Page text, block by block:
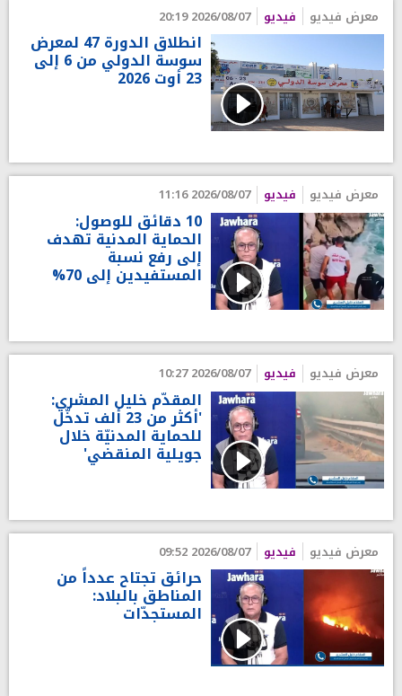
معرض فيديو فيديو 2026/08/07 20:19
انطلاق الدورة 47 لمعرض
سوسة الدولي من 6 إلى
23 أوت 2026
معرض فيديو فيديو 2026/08/07 11:16
10 دقائق للوصول:
الحماية المدنية تهدف
إلى رفع نسبة
المستفيدين إلى 70%
معرض فيديو فيديو 2026/08/07 10:27
المقدّم خليل المشري:
'أكثر من 23 ألف تدخّل
للحماية المدنيّة خلال
جويلية المنقضي'
معرض فيديو فيديو 2026/08/07 09:52
حرائق تجتاح عدداً من
المناطق بالبلاد:
المستجدّات